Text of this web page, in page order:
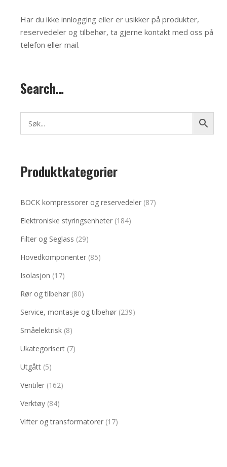
Har du ikke innlogging eller er usikker på produkter,
reservedeler og tilbehør, ta gjerne kontakt med oss på
telefon eller mail.
Search…
Produktkategorier
BOCK kompressorer og reservedeler (87)
Elektroniske styringsenheter (184)
Filter og Seglass (29)
Hovedkomponenter (85)
Isolasjon (17)
Rør og tilbehør (80)
Service, montasje og tilbehør (239)
Småelektrisk (8)
Ukategorisert (7)
Utgått (5)
Ventiler (162)
Verktøy (84)
Vifter og transformatorer (17)